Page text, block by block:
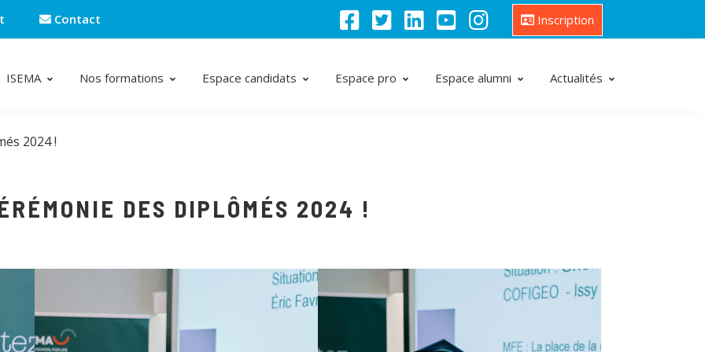
Contact Inscription
ISEMA Nos formations Espace candidats Espace pro Espace alumni Actualités
2024 !
DES DIPLÔMÉS 2024 !